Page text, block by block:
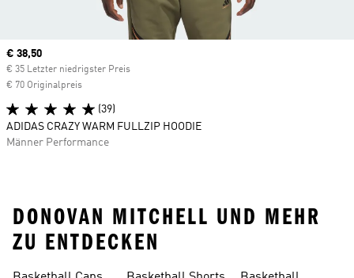
Current price
€ 38,50
€ 35 Letzter niedrigster Preis
€ 70 Originalpreis
(39)
ADIDAS CRAZY WARM FULLZIP HOODIE
Männer Performance
DONOVAN MITCHELL UND MEHR
ZU ENTDECKEN